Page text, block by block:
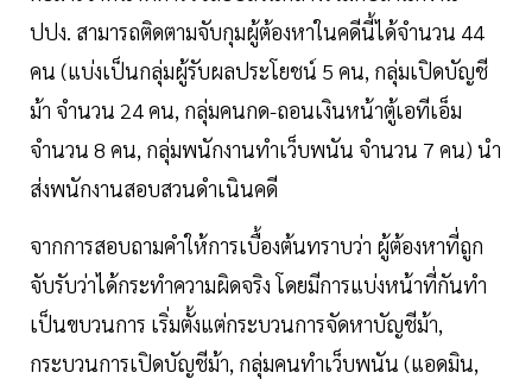
ปปง. สามารถติดตามจับกุมผู้ต้องหาในคดีนี้ได้จำนวน 44
คน (แบ่งเป็นกลุ่มผู้รับผลประโยชน์ 5 คน, กลุ่มเปิดบัญชี
ม้า จำนวน 24 คน, กลุ่มคนกด-ถอนเงินหน้าตู้เอทีเอ็ม
จำนวน 8 คน, กลุ่มพนักงานทำเว็บพนัน จำนวน 7 คน) นำ
ส่งพนักงานสอบสวนดำเนินคดี
จากการสอบถามคำให้การเบื้องต้นทราบว่า ผู้ต้องหาที่ถูก
จับรับว่าได้กระทำความผิดจริง โดยมีการแบ่งหน้าที่กันทำ
เป็นขบวนการ เริ่มตั้งแต่กระบวนการจัดหาบัญชีม้า,
กระบวนการเปิดบัญชีม้า, กลุ่มคนทำเว็บพนัน (แอดมิน,